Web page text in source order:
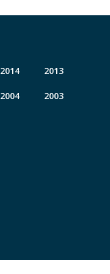
2014 2013
2004 2003